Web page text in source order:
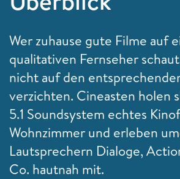
Wer zuhause gute Filme auf
qualitativen Fernseher
nicht auf den
verzichten. Cineasten holen
5.1 Soundsystem echtes
Wohnzimmer und erleben
Lautsprechern Dialoge,
Co. hautnah mit.